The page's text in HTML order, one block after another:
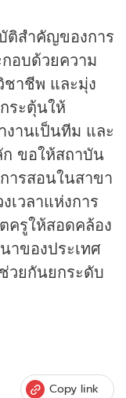
สำคัญของการ
อบด้วยความ
าชีพ และมุ่ง
ระตุ้นให้
านเป็นทีม และ
ขอให้สถาบัน
ารสอนในสาขา
เวลาแห่งการ
ครูให้สอดคล้อง
าของประเทศ
วยกันยกระดับ
Copy link